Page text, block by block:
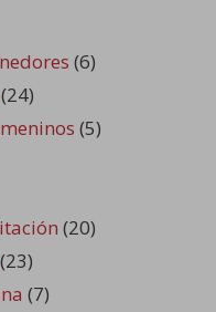
(6)
(24)
(5)
(20)
(23)
(7)